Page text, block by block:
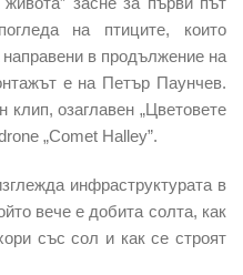
на птиците, които
в продължение на
е на Петър Паунчев.
озаглавен „Цветовете
„Comet Halley”.
инфраструктурата в
вече е добита солта, как
със сол и как се строят